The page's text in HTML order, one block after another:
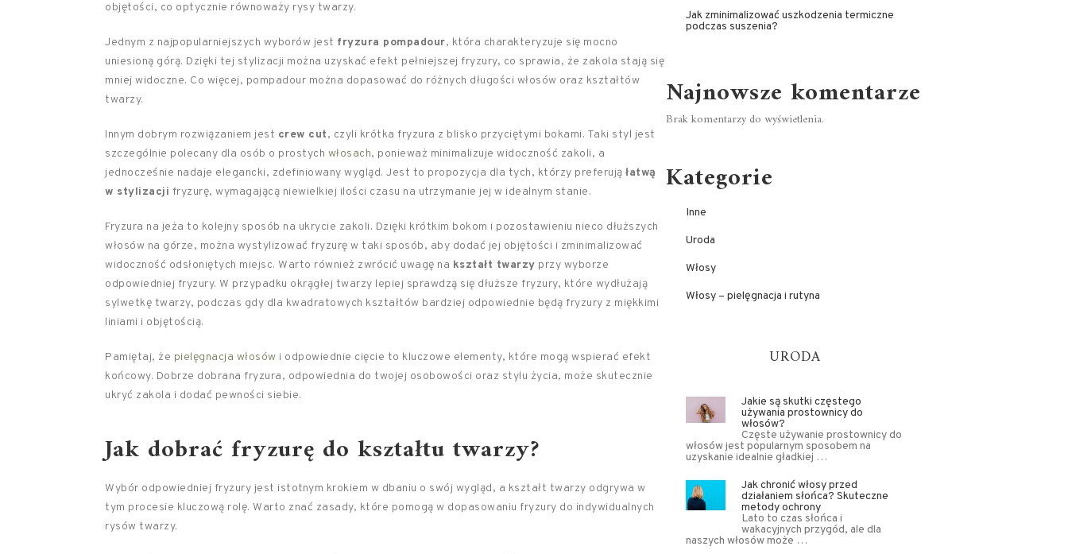
objętości, co optycznie równoważy rysy twarzy.
Jednym z najpopularniejszych wyborów jest fryzura pompadour, która charakteryzuje się mocno
uniesioną górą. Dzięki tej stylizacji można uzyskać efekt pełniejszej fryzury, co sprawia, że zakola stają się
mniej widoczne. Co więcej, pompadour można dopasować do różnych długości włosów oraz kształtów
twarzy.
Innym dobrym rozwiązaniem jest crew cut, czyli krótka fryzura z blisko przyciętymi bokami. Taki styl jest
szczególnie polecany dla osób o prostych włosach, ponieważ minimalizuje widoczność zakoli, a
jednocześnie nadaje elegancki, zdefiniowany wygląd. Jest to propozycja dla tych, którzy preferują łatwą
w stylizacji fryzurę, wymagającą niewielkiej ilości czasu na utrzymanie jej w idealnym stanie.
Fryzura na jeża to kolejny sposób na ukrycie zakoli. Dzięki krótkim bokom i pozostawieniu nieco dłuższych
włosów na górze, można wystylizować fryzurę w taki sposób, aby dodać jej objętości i zminimalizować
widoczność odsłoniętych miejsc. Warto również zwrócić uwagę na kształt twarzy przy wyborze
odpowiedniej fryzury. W przypadku okrągłej twarzy lepiej sprawdzą się dłuższe fryzury, które wydłużają
sylwetkę twarzy, podczas gdy dla kwadratowych kształtów bardziej odpowiednie będą fryzury z miękkimi
liniami i objętością.
Pamiętaj, że pielęgnacja włosów i odpowiednie cięcie to kluczowe elementy, które mogą wspierać efekt
końcowy. Dobrze dobrana fryzura, odpowiednia do twojej osobowości oraz stylu życia, może skutecznie
ukryć zakola i dodać pewności siebie.
Jak dobrać fryzurę do kształtu twarzy?
Wybór odpowiedniej fryzury jest istotnym krokiem w dbaniu o swój wygląd, a kształt twarzy odgrywa w
tym procesie kluczową rolę. Warto znać zasady, które pomogą w dopasowaniu fryzury do indywidualnych
rysów twarzy.
Jak zminimalizować uszkodzenia termiczne
podczas suszenia?
Najnowsze komentarze
Brak komentarzy do wyświetlenia.
Kategorie
Inne
Uroda
Włosy
Włosy – pielęgnacja i rutyna
URODA
Jakie są skutki częstego
używania prostownicy do
włosów?
Częste używanie prostownicy do
włosów jest popularnym sposobem na
uzyskanie idealnie gładkiej …
Jak chronić włosy przed
działaniem słońca? Skuteczne
metody ochrony
Lato to czas słońca i
wakacyjnych przygód, ale dla
naszych włosów może …